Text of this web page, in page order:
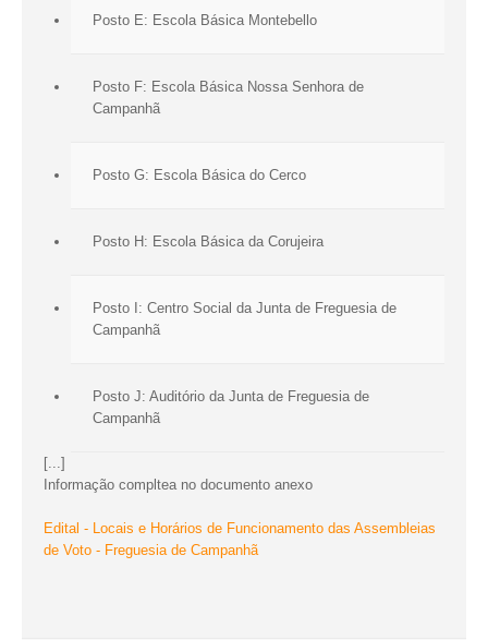
Posto E: Escola Básica Montebello
Posto F: Escola Básica Nossa Senhora de
Campanhã
Posto G: Escola Básica do Cerco
Posto H: Escola Básica da Corujeira
Posto I: Centro Social da Junta de Freguesia de
Campanhã
Posto J: Auditório da Junta de Freguesia de
Campanhã
[...]
Informação compltea no documento anexo
Edital - Locais e Horários de Funcionamento das Assembleias
de Voto - Freguesia de Campanhã